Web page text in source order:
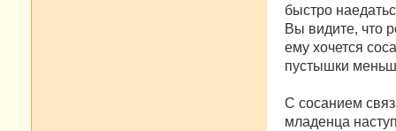
быстро
Вы видите, что
ему хочется
пустышки
С сосанием
младенца